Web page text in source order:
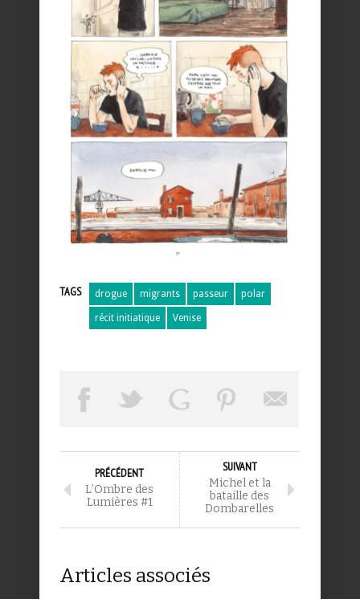
TAGS drogue migrants passeur polar
récit initiatique Venise
PRÉCÉDENT
L’Ombre des
Lumières #1
SUIVANT
Michel et la
bataille des
Dombarelles
Articles associés